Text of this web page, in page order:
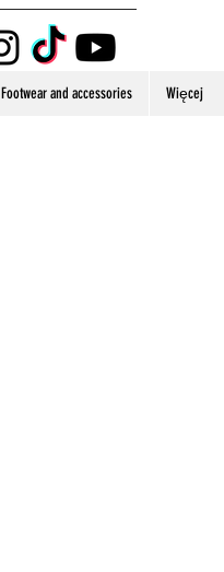
Footwear and accessories Więcej